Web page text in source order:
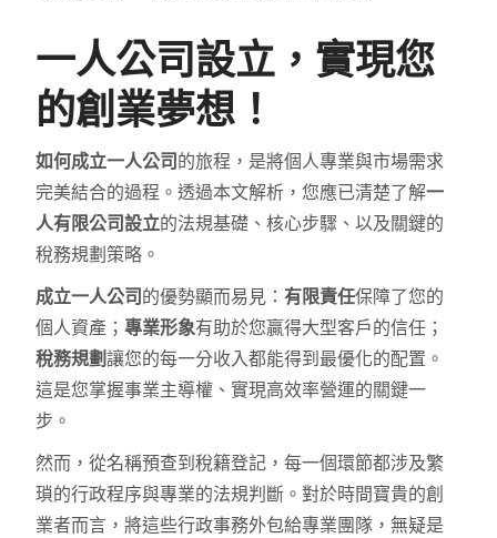
一人公司設立，實現您
的創業夢想！
如何成立一人公司 的旅程，是將個人專業與市場需求
完美結合的過程。透過本文解析，您應已清楚了解一
人有限公司設立的法規基礎、核心步驟、以及關鍵的
稅務規劃策略。
成立一人公司 的優勢顯而易見：有限責任保障了您的
個人資產；專業形象有助於您贏得大型客戶的信任；
稅務規劃讓您的每一分收入都能得到最優化的配置。
這是您掌握事業主導權、實現高效率營運的關鍵一
步。
然而，從名稱預查到稅籍登記，每一個環節都涉及繁
瑣的行政程序與專業的法規判斷。對於時間寶貴的創
業者而言，將這些行政事務外包給專業團隊，無疑是